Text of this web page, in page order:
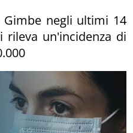
Gimbe negli ultimi 14
rileva un'incidenza di